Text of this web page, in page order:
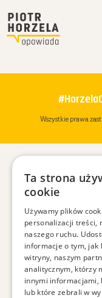
Wszystkie prawa
Ta strona
cookie
Używamy plików
personalizacji treści,
naszego ruchu.
informacje o tym, jak
witryny, naszym
analitycznym, którzy
innymi informacjami,
lub które zebrali w